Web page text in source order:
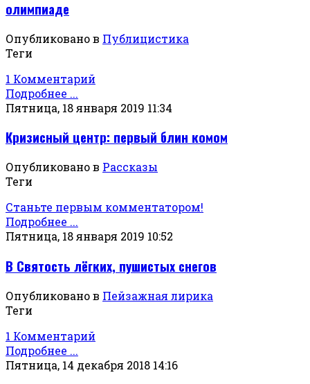
олимпиаде
Опубликовано в Публицистика
Теги
1 Комментарий
Подробнее ...
Пятница, 18 января 2019 11:34
Кризисный центр: первый блин комом
Опубликовано в Рассказы
Теги
Станьте первым комментатором!
Подробнее ...
Пятница, 18 января 2019 10:52
В Святость лёгких, пушистых снегов
Опубликовано в Пейзажная лирика
Теги
1 Комментарий
Подробнее ...
Пятница, 14 декабря 2018 14:16